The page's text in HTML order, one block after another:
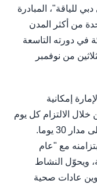
للياقة"، المبادرة
من أكثر المدن
في دورته التاسعة
من نوفمبر
إمكانية
الالتزام كل يوم
مع "عام
ويحوّل النشاط
عادات صحية